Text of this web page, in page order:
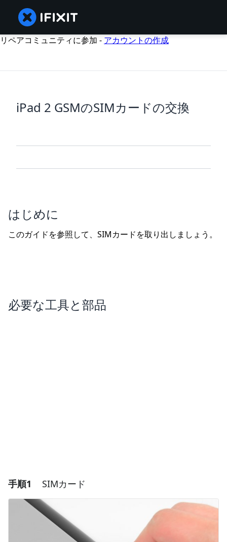
リペアコミュニティに参加 - アカウントの作成
iPad 2 GSMのSIMカードの交換
はじめに
このガイドを参照して、SIMカードを取り出しましょう。
必要な工具と部品
手順1 SIMカード